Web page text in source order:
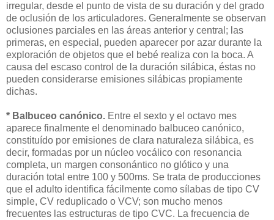
irregular, desde el punto de vista de su duración y del grado
de oclusión de los articuladores. Generalmente se observan
oclusiones parciales en las áreas anterior y central; las
primeras, en especial, pueden aparecer por azar durante la
exploración de objetos que el bebé realiza con la boca. A
causa del escaso control de la duración silábica, éstas no
pueden considerarse emisiones silábicas propiamente
dichas.
* Balbuceo canónico. Entre el sexto y el octavo mes
aparece finalmente el denominado balbuceo canónico,
constituído por emisiones de clara naturaleza silábica, es
decir, formadas por un núcleo vocálico con resonancia
completa, un margen consonántico no glótico y una
duración total entre 100 y 500ms. Se trata de producciones
que el adulto identifica fácilmente como sílabas de tipo CV
simple, CV reduplicado o VCV; son mucho menos
frecuentes las estructuras de tipo CVC. La frecuencia de